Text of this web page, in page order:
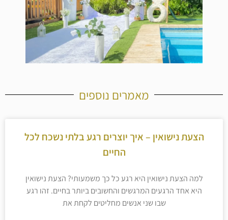
מאמרים נוספים
הצעת נישואין – איך יוצרים רגע בלתי נשכח לכל
החיים
למה הצעת נישואין היא רגע כל כך משמעותי? הצעת נישואין
היא אחד הרגעים המרגשים והחשובים ביותר בחיים. זהו רגע
שבו שני אנשים מחליטים לקחת את